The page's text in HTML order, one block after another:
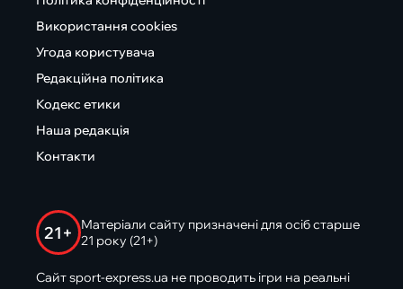
Використання cookies
Угода користувача
Редакційна політика
Кодекс етики
Наша редакція
Контакти
21+
Матеріали сайту призначені для осіб старше
21 року (21+)
Сайт sport-express.ua не проводить ігри на реальні